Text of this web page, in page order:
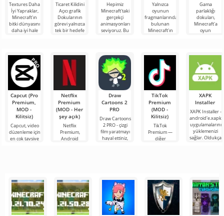
Textures Daha
İyi Yapraklar,
Minecraft'ın
bitki dünyasını
daha iyi hale
Ticaret Kilidini
Açıcı grafik
Dokularının
görevi yalnızca
tek bir hedefe
Hepimiz
Minecraft'taki
gerçekçi
animasyonları
seviyoruz. Bu
Yalnızca
oyunun
fragmanlarında
bulunan
Minecraft'ın
gibi
Gama
parlaklığı
dokuları,
Minecraft'a
oyun
inanılmaz
Capcut (Pro
Premium,
MOD -
Kilitsiz)
Capcut, video
düzenleme için
en çok tavsiye
Netflix
Premium
(MOD - Her
şey açık)
Netflix
Premium,
Android
Draw
Cartoons 2
PRO
Draw Cartoons
2 PRO - çizgi
film yaratmayı
hayal ettiniz,
TikTok
Premium
(MOD -
Kilitsiz)
TikTok
Premium —
diğer
sağlayan
XAPK
Installer
XAPK Installer -
android'e.xapk
uygulamalarını
yüklemenizi
sağlar. Oldukça